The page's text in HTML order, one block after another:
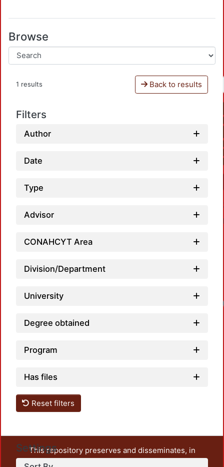
Browse
1 results Back to results
Filters
Author
Date
Type
Advisor
CONAHCYT Area
Division/Department
University
Degree obtained
Program
Has files
Reset filters
Settings
This repository preserves and disseminates, in
unrestricted open access, the teaching and research